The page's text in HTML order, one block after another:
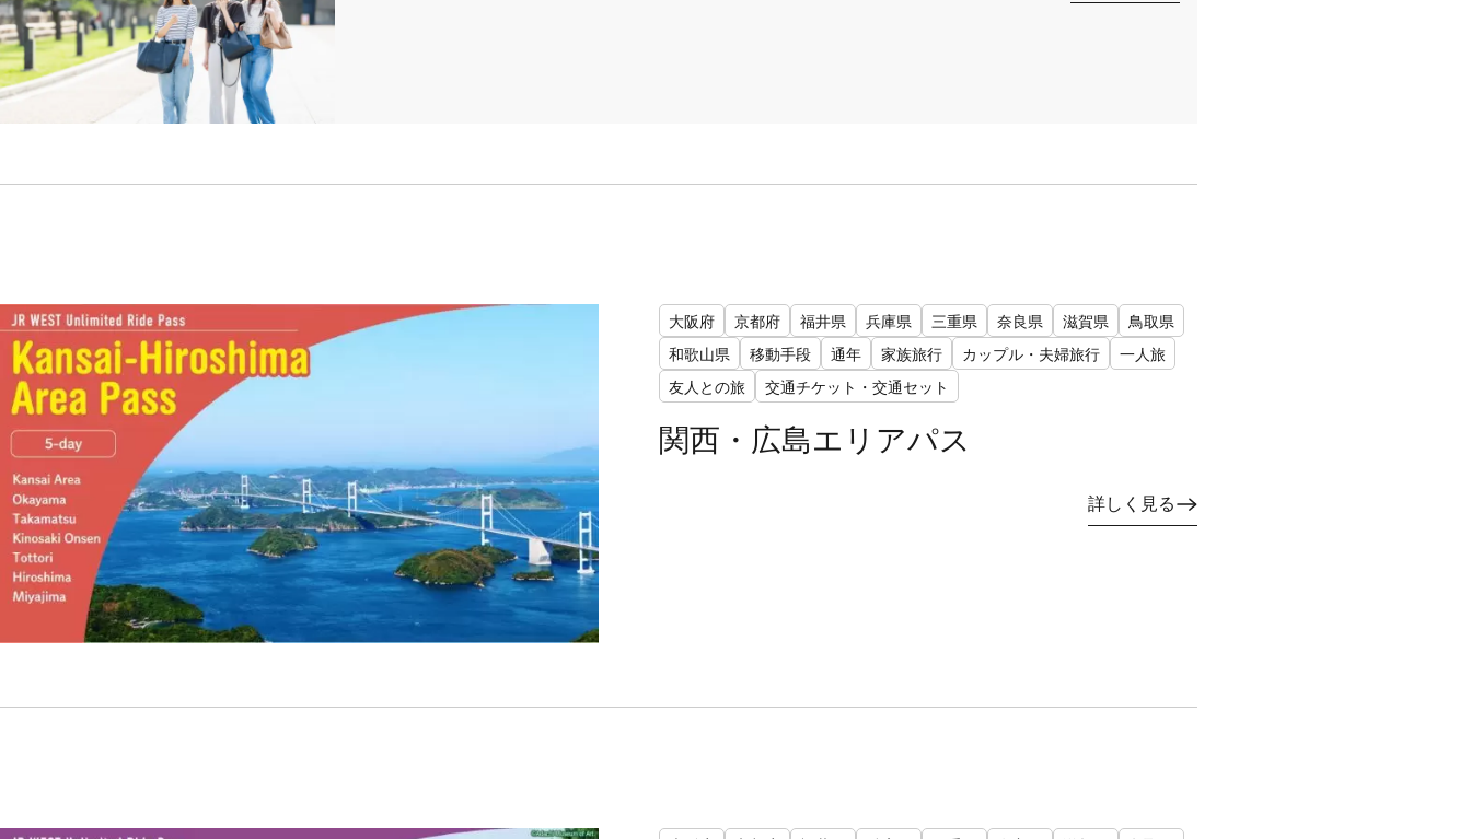
大阪府 京都府 福井県 兵庫県 三重県 奈良県 滋賀県
鳥取県
和歌山県
移動手段 通年 家族旅行 カップル・夫婦旅行
一人旅
友人との旅
交通チケット・交通セット
関西・広島エリアパス
詳しく見る